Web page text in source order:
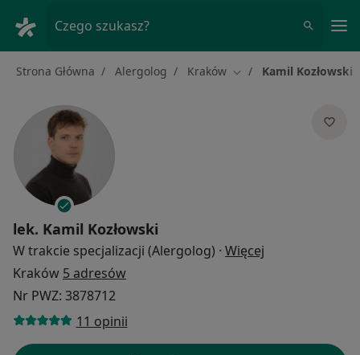
Czego szukasz?
Strona Główna Alergolog Kraków Zmień miasto
Kamil Kozłowski
lek. Kamil Kozłowski
W trakcie specjalizacji (Alergolog) · Więcej
Kraków 5 adresów
Nr PWZ: 3878712
11 opinii